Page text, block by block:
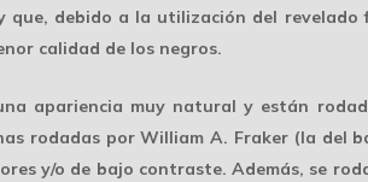
que, debido a la utilización del
calidad de los negros.
apariencia muy natural y están
rodadas por William A. Fraker (la
y/o de bajo contraste. Además, se